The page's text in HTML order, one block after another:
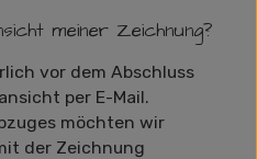
meiner Zeichnung?
vor dem Abschluss
per E-Mail.
möchten wir
der Zeichnung